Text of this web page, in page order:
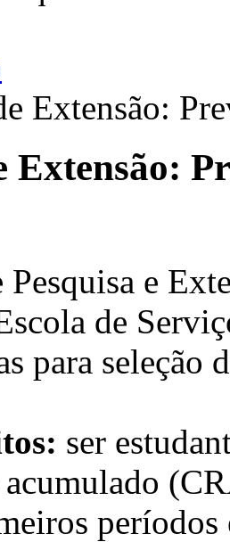
Extensão:
Extensão:
e
de
para seleção
ser